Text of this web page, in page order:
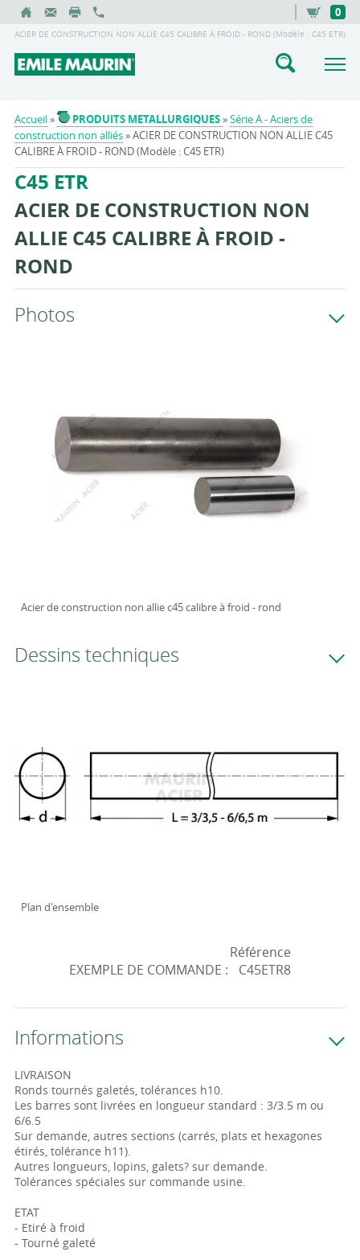
0
ACIER DE CONSTRUCTION NON ALLIE C45 CALIBRE À FROID - ROND (Modèle : C45 ETR)
Accueil» PRODUITS METALLURGIQUES»Série A - Aciers de
construction non alliés» ACIER DE CONSTRUCTION NON ALLIE C45
CALIBRE À FROID - ROND (Modèle : C45 ETR)
C45 ETR
ACIER DE CONSTRUCTION NON
ALLIE C45 CALIBRE À FROID -
ROND
Photos
Acier de construction non allie c45 calibre à froid - rond
Dessins techniques
Plan d'ensemble
EXEMPLE DE COMMANDE :
Référence
C45ETR8
Informations
LIVRAISON
Ronds tournés galetés, tolérances h10.
Les barres sont livrées en longueur standard : 3/3.5 m ou
6/6.5
Sur demande, autres sections (carrés, plats et hexagones
étirés, tolérance h11).
Autres longueurs, lopins, galets? sur demande.
Tolérances spéciales sur commande usine.
ETAT
- Etiré à froid
- Tourné galeté